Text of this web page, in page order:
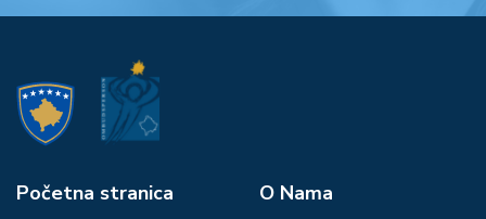
Početna stranica О Nama